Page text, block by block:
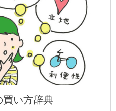
買い方辞典